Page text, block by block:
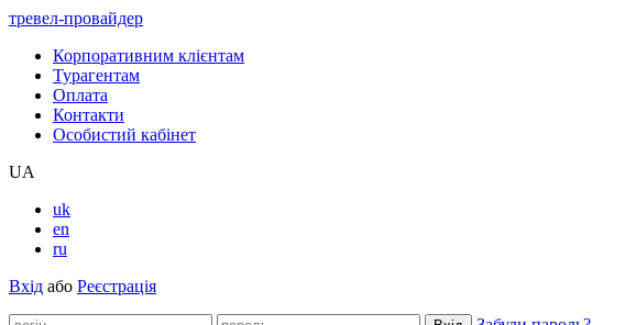
тревел-провайдер
Корпоративним клієнтам
Турагентам
Оплата
Контакти
Особистий кабінет
UA
uk
en
ru
Вхід або Реєстрація